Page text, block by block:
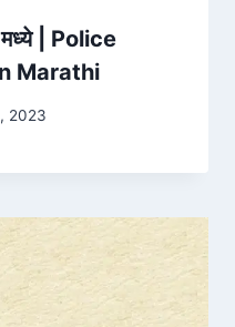
मध्ये | Police
Marathi
2023